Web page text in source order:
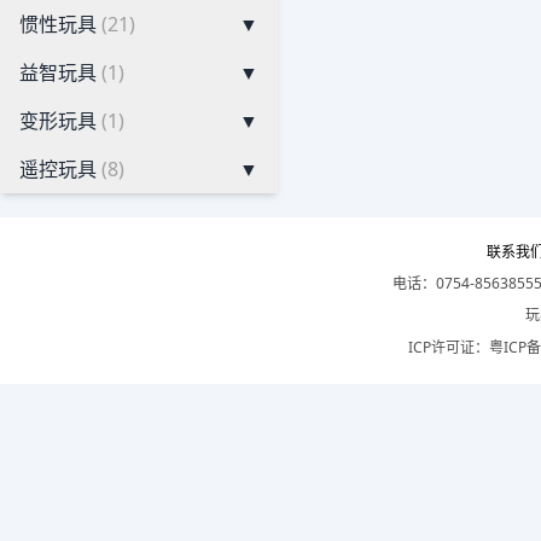
惯性玩具(21)
▼
益智玩具(1)
▼
变形玩具(1)
▼
遥控玩具(8) ▼
联系我
电话：0754-
ICP许可证： 粤ICP